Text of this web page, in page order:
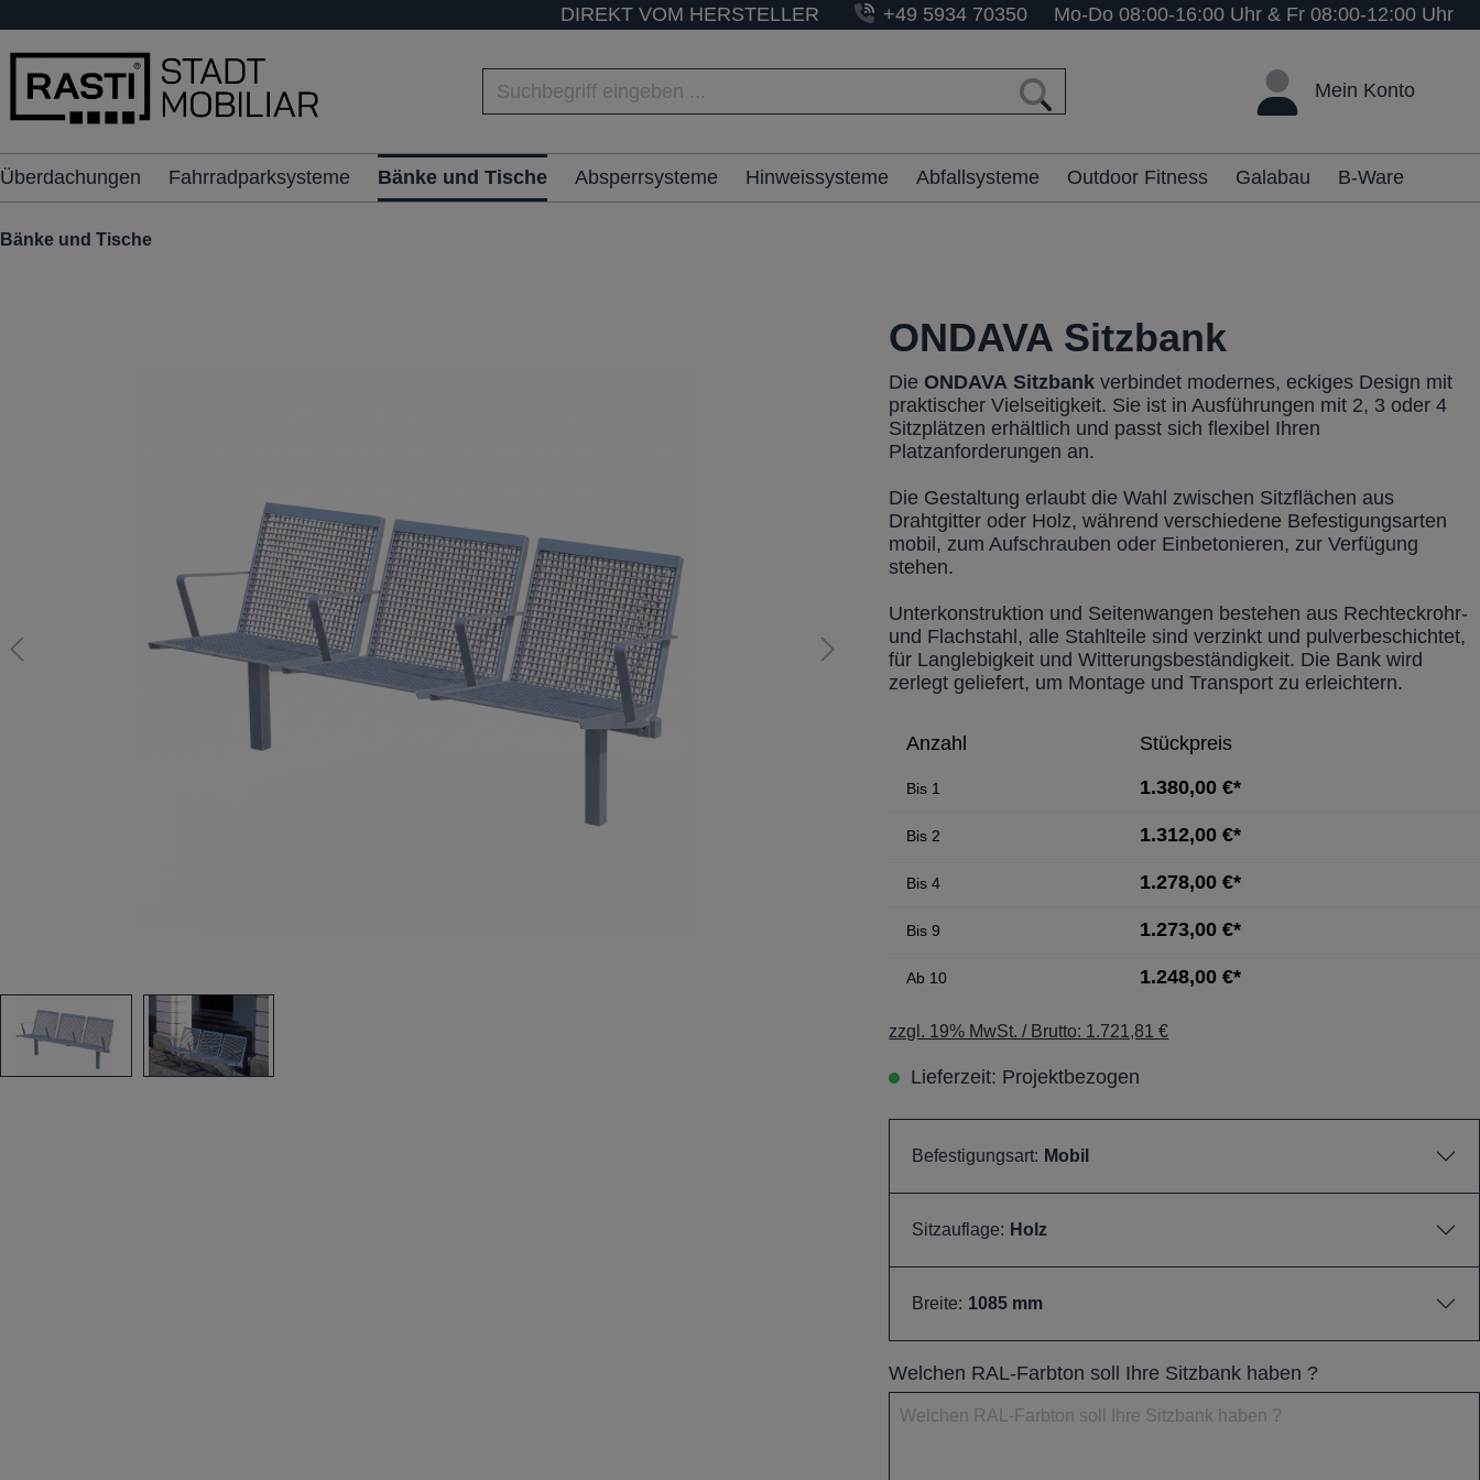
springen
DIREKT VOM HERSTELLER +49 5934 70350 Mo-Do 08:00-16:00 Uhr & Fr 08:00-12:00 Uhr
Mein Konto
Überdachungen Fahrradparksysteme Bänke und Tische Absperrsysteme Hinweissysteme Abfallsysteme Outdoor Fitness Galabau B-Ware
Bänke und Tische
ONDAVA Sitzbank
DieONDAVA Sitzbank verbindet modernes, eckiges Design mit
praktischer Vielseitigkeit. Sie ist in Ausführungen mit 2, 3 oder 4
Sitzplätzen erhältlich und passt sich flexibel Ihren
Platzanforderungen an.
Die Gestaltung erlaubt die Wahl zwischen Sitzflächen aus
Drahtgitter oder Holz, während verschiedene Befestigungsarten
mobil, zum Aufschrauben oder Einbetonieren, zur Verfügung
stehen.
Unterkonstruktion und Seitenwangen bestehen aus Rechteckrohr-
und Flachstahl, alle Stahlteile sind verzinkt und pulverbeschichtet,
für Langlebigkeit und Witterungsbeständigkeit. Die Bank wird
zerlegt geliefert, um Montage und Transport zu erleichtern.
Anzahl Stückpreis
Bis 1 1.380,00 €*
Bis2 1.312,00 €*
Bis4 1.278,00 €*
Bis9 1.273,00 €*
Ab 10 1.248,00 €*
zzgl. 19% MwSt. / Brutto: 1.721,81 €
Lieferzeit: Projektbezogen
Befestigungsart: Mobil
Sitzauflage: Holz
Breite: 1085 mm
Welchen RAL-Farbton soll Ihre Sitzbank haben ?